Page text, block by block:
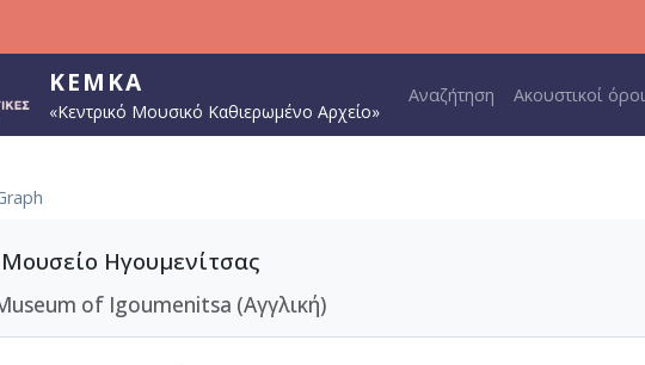
ΚΕΜΚΑ
«Κεντρικό Μουσικό Καθιερωμένο Αρχείο»
Main navigation
Αναζήτηση Ακουστικοί όροι
Ηγουμενίτσας
of Igoumenitsa (Αγγλική)